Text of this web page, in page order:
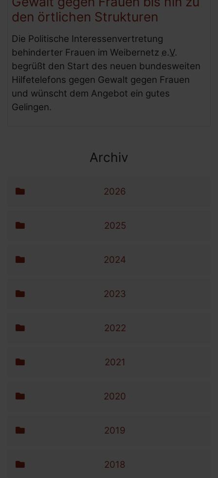
den örtlichen Strukturen
Die Politische Interessenvertretung
behinderter Frauen im Weibernetz e.V.
begrüßt den Start des neuen bundesweiten
Hilfetelefons gegen Gewalt gegen Frauen
und wünscht dem Angebot ein gutes
Gelingen.
Archiv
2026
2025
2024
2023
2022
2021
2020
2019
2018